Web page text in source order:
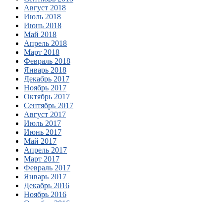
Август 2018
Июль 2018
Июнь 2018
Май 2018
Апрель 2018
Март 2018
Февраль 2018
Январь 2018
Декабрь 2017
Ноябрь 2017
Октябрь 2017
Сентябрь 2017
Август 2017
Июль 2017
Июнь 2017
Май 2017
Апрель 2017
Март 2017
Февраль 2017
Январь 2017
Декабрь 2016
Ноябрь 2016